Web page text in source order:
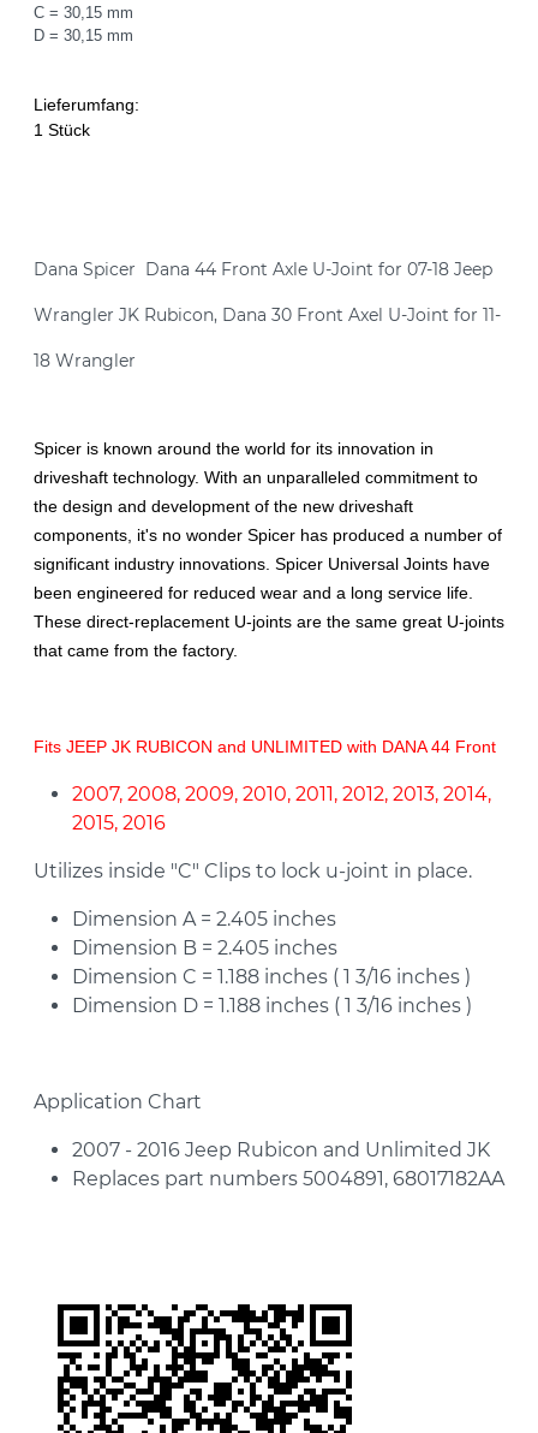
C = 30,15 mm
D = 30,15 mm
Lieferumfang:
1 Stück
Dana Spicer Dana 44 Front Axle U-Joint for 07-18 Jeep
Wrangler JK Rubicon, Dana 30 Front Axel U-Joint for 11-
18 Wrangler
Spicer is known around the world for its innovation in
driveshaft technology. With an unparalleled commitment to
the design and development of the new driveshaft
components, it's no wonder Spicer has produced a number of
significant industry innovations. Spicer Universal Joints have
been engineered for reduced wear and a long service life.
These direct-replacement U-joints are the same great U-joints
that came from the factory.
Fits JEEP JK RUBICON and UNLIMITED with DANA 44 Front
2007, 2008, 2009, 2010, 2011, 2012, 2013, 2014,
2015, 2016
Utilizes inside "C" Clips to lock u-joint in place.
Dimension A = 2.405 inches
Dimension B = 2.405 inches
Dimension C = 1.188 inches ( 1 3/16 inches )
Dimension D = 1.188 inches ( 1 3/16 inches )
Application Chart
2007 - 2016 Jeep Rubicon and Unlimited JK
Replaces part numbers 5004891, 68017182AA